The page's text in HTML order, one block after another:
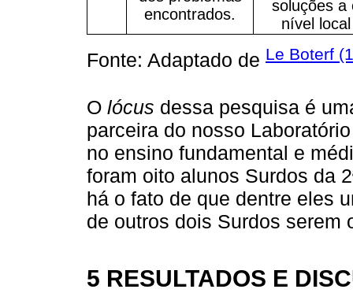
encontrados.
soluções a
nível
Fonte: Adaptado de Le Boterf
O lócus dessa pesquisa é
parceira do nosso
no ensino fundamental e
foram oito alunos Surdos da
há o fato de que dentre eles
de outros dois Surdos serem
5 RESULTADOS E